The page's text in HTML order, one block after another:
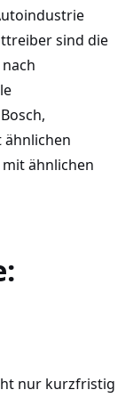
sind die
ähnlichen
nur kurzfristig